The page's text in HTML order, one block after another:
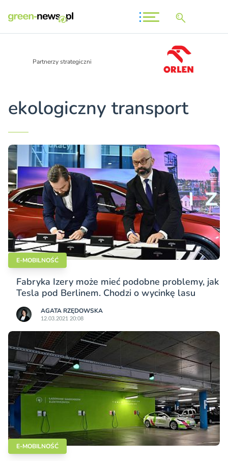
Partnerzy strategiczni
ekologiczny transport
E-MOBILNOŚĆ
Fabryka Izery może mieć podobne problemy, jak
Tesla pod Berlinem. Chodzi o wycinkę lasu
AGATA RZĘDOWSKA
12.03.2021 20:08
E-MOBILNOŚĆ